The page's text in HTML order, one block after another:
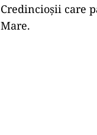
Credincioșii care
Mare.